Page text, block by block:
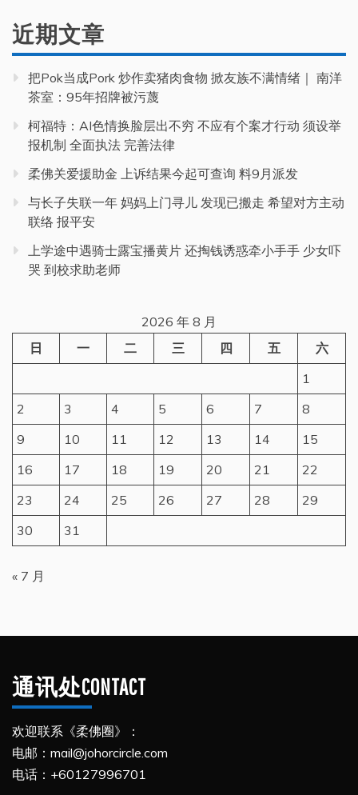
近期文章
把Pok当成Pork 炒作卖猪肉食物 掀友族不满情绪｜ 南洋
茶室：95年招牌被污蔑
柯福特：AI色情换脸层出不穷 不应有个案才行动 须设举
报机制 全面执法 完善法律
柔佛关爱援助金 上诉结果今起可查询 料9月派发
与长子失联一年 妈妈上门寻儿 发现已搬走 希望对方主动
联络 报平安
上学途中遇骑士露宝播黄片 还掏钱诱惑牵小手手 少女吓
哭 到校求助老师
2026 年 8 月
日
一 二 三 四 五
六
1
2
3 4 5 6 7
8
9
10 11 12 13 14
15
16
17 18 19 20 21
22
23
24 25 26 27 28
29
30
31
« 7 月
通讯处CONTACT
欢迎联系《柔佛圈》：
电邮：mail@johorcircle.com
电话：+60127996701